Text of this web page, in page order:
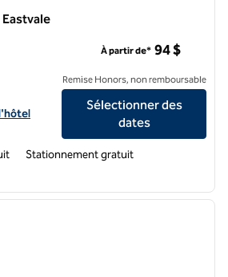
Eastvale
Tru by Hilton Norco Eastvale
À partir de* 94 $
Remise Honors, non remboursable
Sélectionner des
dates
Stationnement gratuit